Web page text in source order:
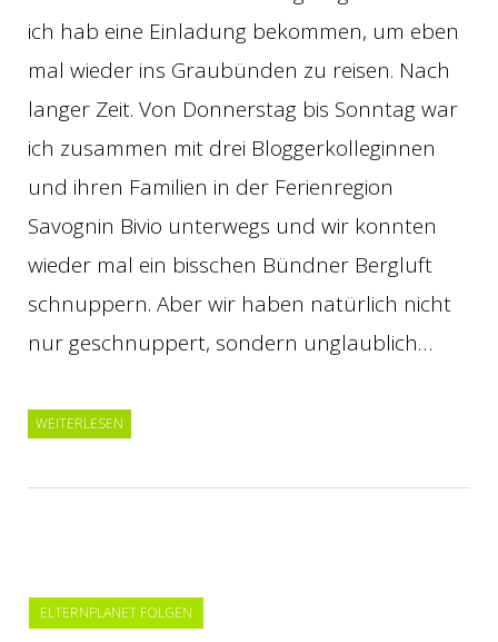
ich hab eine Einladung bekommen, um eben
mal wieder ins Graubünden zu reisen. Nach
langer Zeit. Von Donnerstag bis Sonntag war
ich zusammen mit drei Bloggerkolleginnen
und ihren Familien in der Ferienregion
Savognin Bivio unterwegs und wir konnten
wieder mal ein bisschen Bündner Bergluft
schnuppern. Aber wir haben natürlich nicht
nur geschnuppert, sondern unglaublich…
WEITERLESEN
ELTERNPLANET FOLGEN